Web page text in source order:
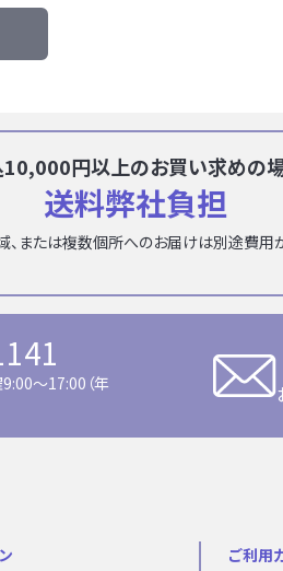
円以上のお買い求めの
送料弊社負担
または複数個所へのお届けは別途費用
〜17:00（年
ご利用